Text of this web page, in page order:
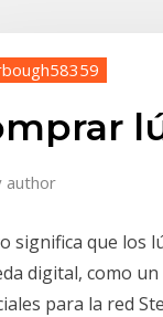
author
significa que los
digital, como
para la red